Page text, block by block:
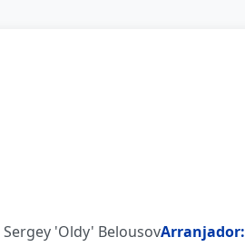
Sergey 'Oldy' BelousovArranjador: